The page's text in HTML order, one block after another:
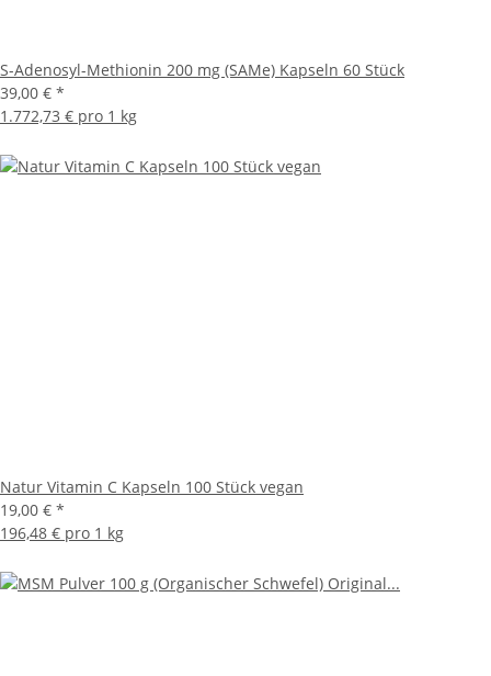
S-Adenosyl-Methionin 200 mg (SAMe) Kapseln 60 Stück
39,00 € *
1.772,73 € pro 1 kg
Natur Vitamin C Kapseln 100 Stück vegan
19,00 € *
196,48 € pro 1 kg